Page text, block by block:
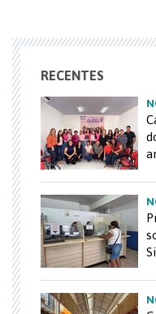
RECENTES